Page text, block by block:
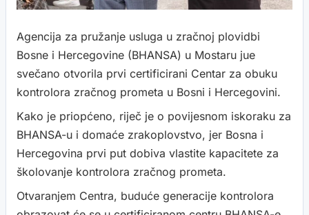
Agencija za pružanje usluga u zračnoj plovidbi
Bosne i Hercegovine (BHANSA) u Mostaru jue
svečano otvorila prvi certificirani Centar za obuku
kontrolora zračnog prometa u Bosni i Hercegovini.
Kako je priopćeno, riječ je o povijesnom iskoraku za
BHANSA-u i domaće zrakoplovstvo, jer Bosna i
Hercegovina prvi put dobiva vlastite kapacitete za
školovanje kontrolora zračnog prometa.
Otvaranjem Centra, buduće generacije kontrolora